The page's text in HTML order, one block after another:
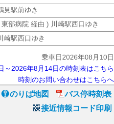
見駅前ゆき
東部病院 経由 ) 川崎駅西口ゆき
崎駅西口ゆき
乗車日2026年08月10日
～2026年8月14日の時刻表はこちら
時刻のお問い合わせはこちらへ
のりば地図
バス停時刻表
接近情報コード印刷